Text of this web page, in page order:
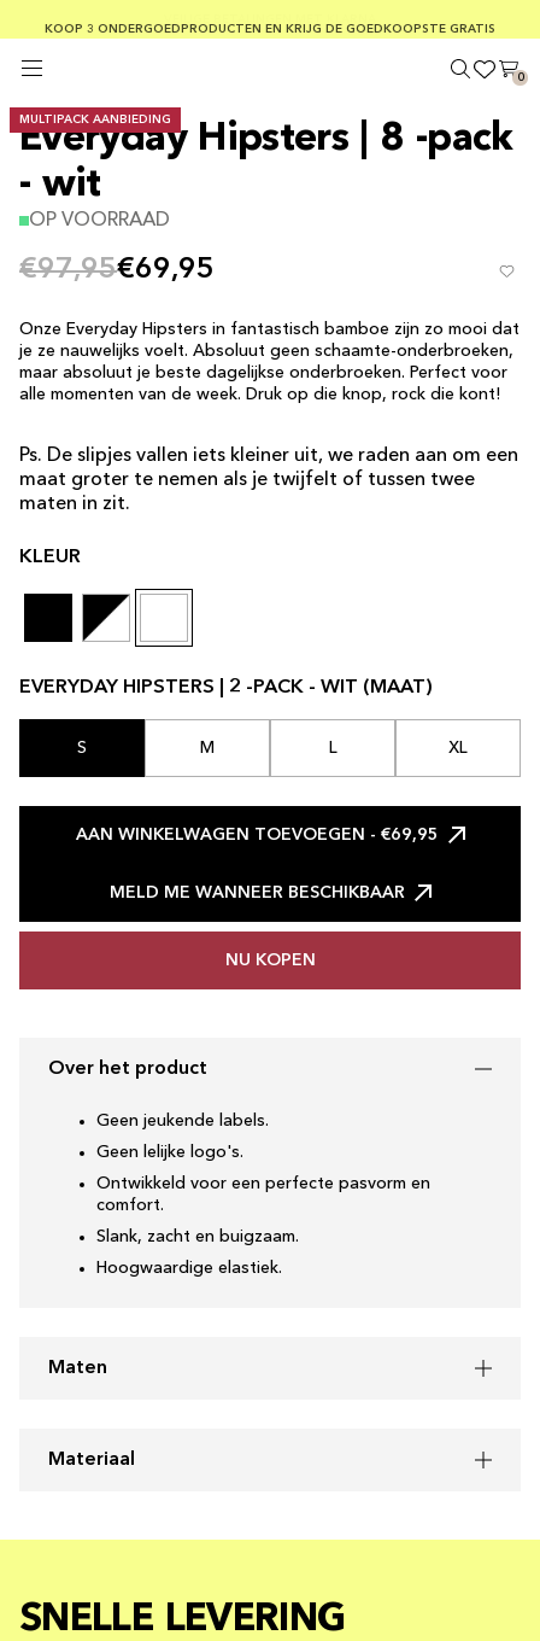
0
MULTIPACK AANBIEDING
Everyday Hipsters | 8 -pack
- wit
OP VOORRAAD
€97,95€69,95
Onze Everyday Hipsters in fantastisch bamboe zijn zo mooi dat
je ze nauwelijks voelt. Absoluut geen schaamte-onderbroeken,
maar absoluut je beste dagelijkse onderbroeken. Perfect voor
alle momenten van de week. Druk op die knop, rock die kont!
Ps. De slipjes vallen iets kleiner uit, we raden aan om een
​​maat groter te nemen als je twijfelt of tussen twee
maten in zit.
KLEUR
EVERYDAY HIPSTERS | 2 -PACK - WIT (MAAT)
S M L XL
AAN WINKELWAGEN TOEVOEGEN - €69,95
MELD ME WANNEER BESCHIKBAAR
NU KOPEN
Over het product
Geen jeukende labels.
Geen lelijke logo's.
Ontwikkeld voor een perfecte pasvorm en
comfort.
Slank, zacht en buigzaam.
Hoogwaardige elastiek.
Maten
Materiaal
SNELLE LEVERING